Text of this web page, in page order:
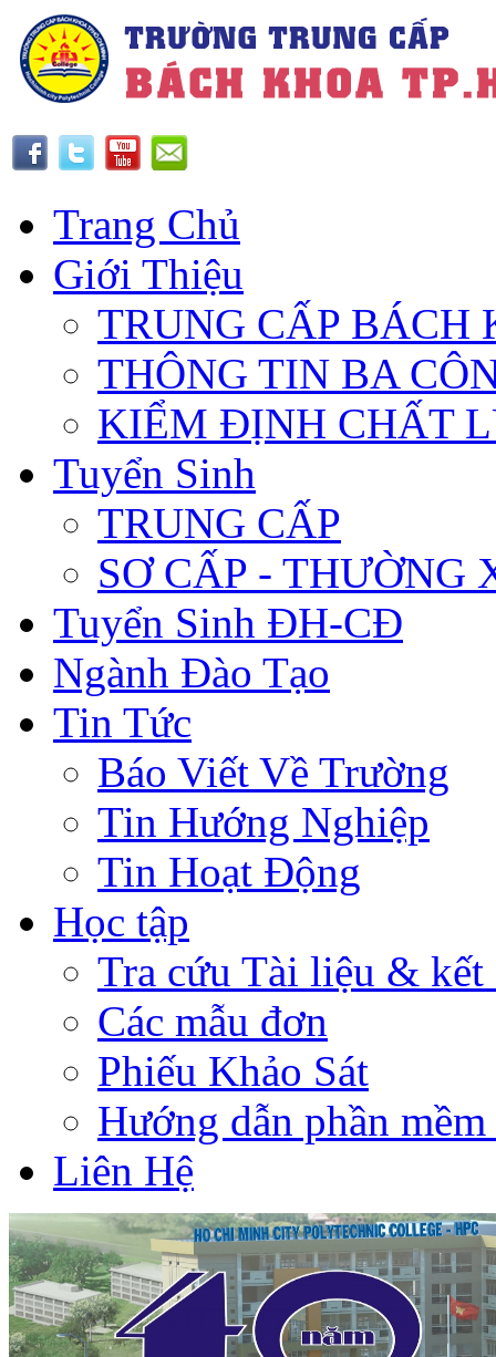
Trang Chủ
Giới Thiệu
TRUNG CẤP BÁCH
THÔNG TIN BA
KIỂM ĐỊNH CHẤT
Tuyển Sinh
TRUNG CẤP
SƠ CẤP - THƯỜNG
Tuyển Sinh ĐH-CĐ
Ngành Đào Tạo
Tin Tức
Báo Viết Về Trường
Tin Hướng Nghiệp
Tin Hoạt Động
Học tập
Tra cứu Tài liệu & kết
Các mẫu đơn
Phiếu Khảo Sát
Hướng dẫn phần
Liên Hệ